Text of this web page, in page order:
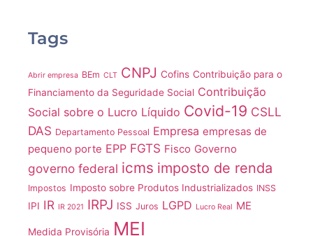
Tags
Abrir empresa BEm CLT CNPJ Cofins Contribuição para o
Financiamento da Seguridade Social Contribuição
Social sobre o Lucro Líquido Covid-19 CSLL
DAS Departamento Pessoal Empresa empresas de
pequeno porte EPP FGTS Fisco Governo
governo federal icms imposto de renda
Impostos Imposto sobre Produtos Industrializados INSS
IPI IR IR 2021 IRPJ ISS Juros LGPD Lucro Real ME
Medida Provisória MEI